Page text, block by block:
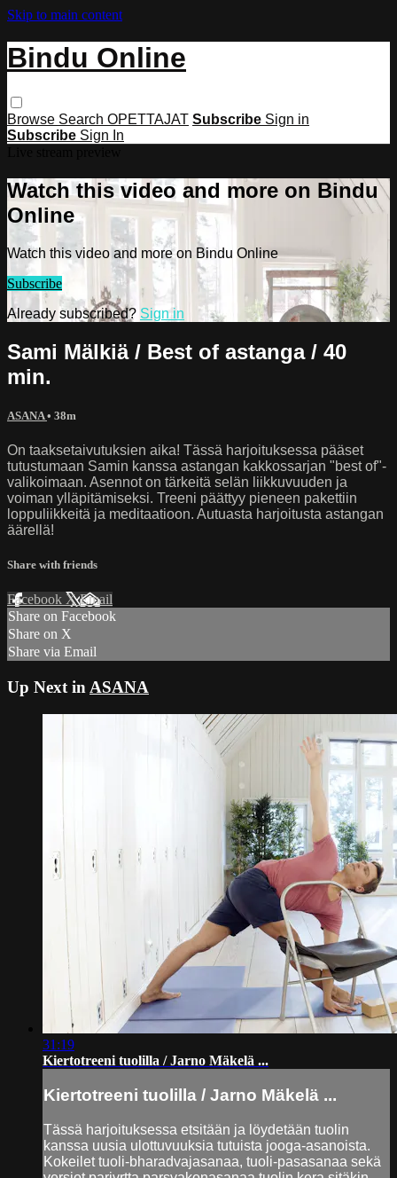
Skip to main content
Bindu Online
Browse Search OPETTAJAT Subscribe Sign in
Subscribe Sign In
Watch this video and more on Bindu
Online
Watch this video and more on Bindu Online
Subscribe
Already subscribed? Sign in
Sami Mälkiä / Best of astanga / 40
min.
ASANA• 38m
On taaksetaivutuksien aika! Tässä harjoituksessa pääset
tutustumaan Samin kanssa astangan kakkossarjan "best of"-
valikoimaan. Asennot on tärkeitä selän liikkuvuuden ja
voiman ylläpitämiseksi. Treeni päättyy pieneen pakettiin
loppuliikkeitä ja meditaatioon. Autuasta harjoitusta astangan
äärellä!
Share with friends
Facebook XEmail
Share on Facebook
Share on X
Share via Email
Up Next in ASANA
31:19
Kiertotreeni tuolilla / Jarno Mäkelä ...
Kiertotreeni tuolilla / Jarno Mäkelä ...
Tässä harjoituksessa etsitään ja löydetään tuolin
kanssa uusia ulottuvuuksia tutuista jooga-asanoista.
Kokeilet tuoli-bharadvajasanaa, tuoli-pasasanaa sekä